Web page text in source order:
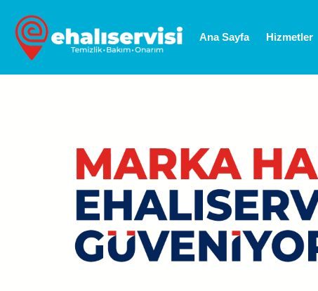
Ana Sayfa Hizmetler